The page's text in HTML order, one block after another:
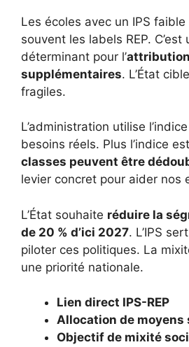
Les écoles avec un IPS
souvent les labels REP. C’est
déterminant pour l’
supplémentaires. L’État
fragiles.
L’administration utilise
besoins réels. Plus l’indice
classes peuvent être
levier concret pour aider nos
L’État souhaite réduire la
de 20 % d’ici 2027. L’IPS
piloter ces politiques. La
une priorité nationale.
Lien direct IPS-REP
Allocation de moyens
Objectif de mixité